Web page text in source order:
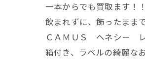
一本からでも買取ます！！
飲まれずに、飾ったまま
ＣＡＭＵＳ ヘネシー
箱付き、ラベルの綺麗な